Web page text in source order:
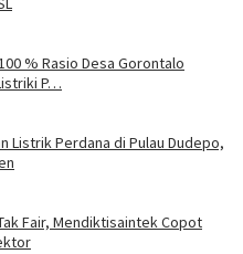
% Rasio Desa Gorontalo
P…
Listrik Perdana di Pulau Dudepo,
Fair, Mendiktisaintek Copot